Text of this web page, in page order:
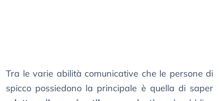
Tra le varie abilità comunicative che le persone di
spicco possiedono la principale è quella di saper